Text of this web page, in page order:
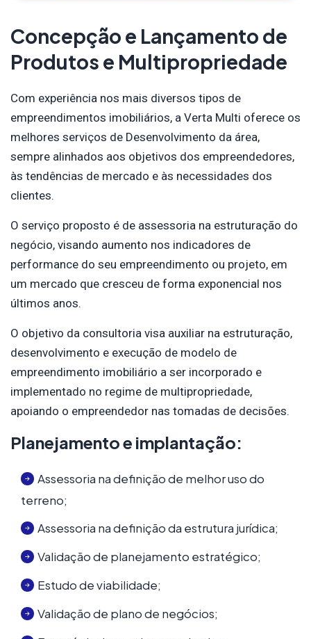
Concepção e Lançamento de
Produtos e Multipropriedade
Com experiência nos mais diversos tipos de
empreendimentos imobiliários, a Verta Multi oferece os
melhores serviços de Desenvolvimento da área,
sempre alinhados aos objetivos dos empreendedores,
às tendências de mercado e às necessidades dos
clientes.
O serviço proposto é de assessoria na estruturação do
negócio, visando aumento nos indicadores de
performance do seu empreendimento ou projeto, em
um mercado que cresceu de forma exponencial nos
últimos anos.
O objetivo da consultoria visa auxiliar na estruturação,
desenvolvimento e execução de modelo de
empreendimento imobiliário a ser incorporado e
implementado no regime de multipropriedade,
apoiando o empreendedor nas tomadas de decisões.
Planejamento e implantação:
Assessoria na definição de melhor uso do
terreno;
Assessoria na definição da estrutura jurídica;
Validação de planejamento estratégico;
Estudo de viabilidade;
Validação de plano de negócios;